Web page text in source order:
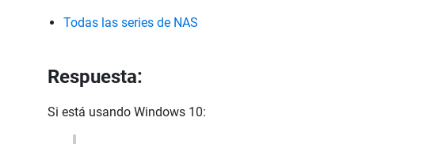
Todas las series de NAS
Respuesta:
Si está usando Windows 10: